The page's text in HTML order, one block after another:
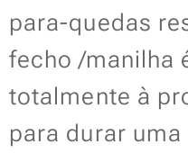
para-quedas
fecho /manilha
totalmente à
para durar uma